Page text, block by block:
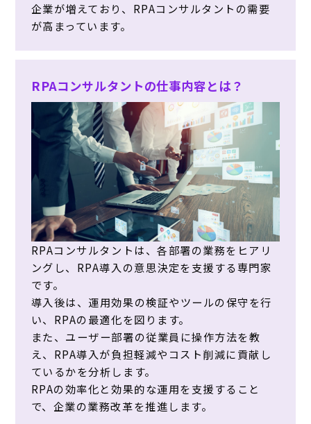
企業が増えており、RPAコンサルタントの需要
が高まっています。
RPAコンサルタントの仕事内容とは？
RPAコンサルタントは、各部署の業務をヒアリ
ングし、RPA導入の意思決定を支援する専門家
です。
導入後は、運用効果の検証やツールの保守を行
い、RPAの最適化を図ります。
また、ユーザー部署の従業員に操作方法を教
え、RPA導入が負担軽減やコスト削減に貢献し
ているかを分析します。
RPAの効率化と効果的な運用を支援すること
で、企業の業務改革を推進します。